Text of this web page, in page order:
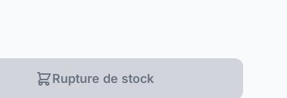
Rupture de stock